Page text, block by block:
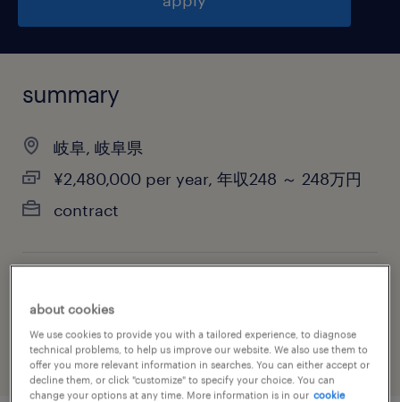
summary
岐阜, 岐阜県
¥2,480,000 per year, 年収248 ～ 248万円
contract
administrative & support services
about cookies
We use cookies to provide you with a tailored experience, to diagnose
technical problems, to help us improve our website. We also use them to
offer you more relevant information in searches. You can either accept or
decline them, or click "customize" to specify your choice. You can
change your options at any time. More information is in our cookie